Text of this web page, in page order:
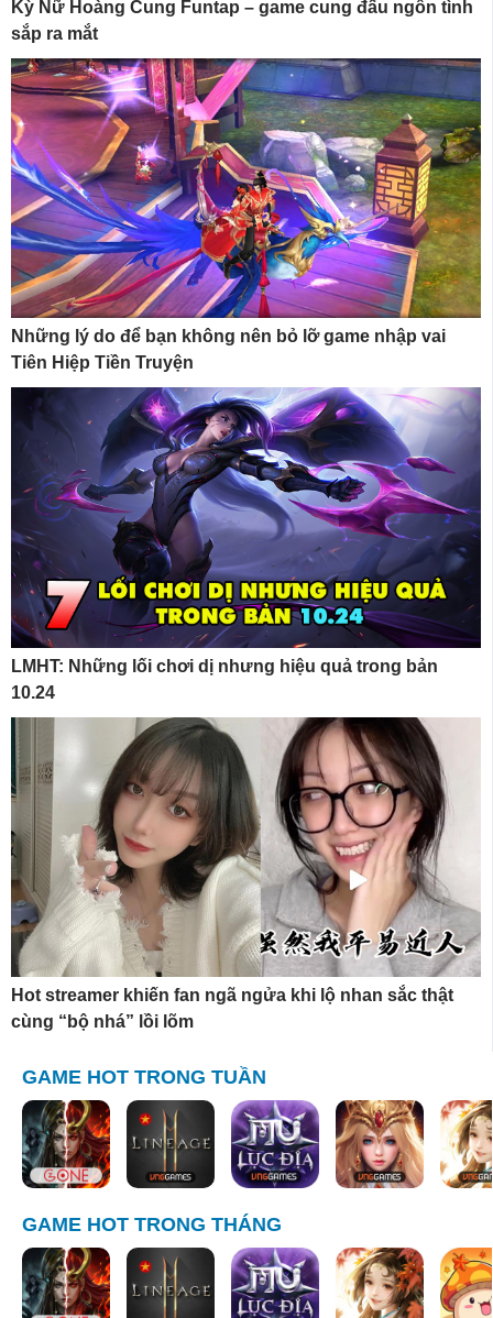
Kỳ Nữ Hoàng Cung Funtap – game cung đấu ngôn tình
sắp ra mắt
Những lý do để bạn không nên bỏ lỡ game nhập vai
Tiên Hiệp Tiền Truyện
LMHT: Những lối chơi dị nhưng hiệu quả trong bản
10.24
Hot streamer khiến fan ngã ngửa khi lộ nhan sắc thật
cùng “bộ nhá” lồi lõm
GAME HOT TRONG TUẦN
GAME HOT TRONG THÁNG